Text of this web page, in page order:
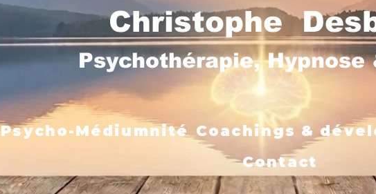
Christophe
Psycho-Médiumnité Coachings &
Contact
Psychothérapie,